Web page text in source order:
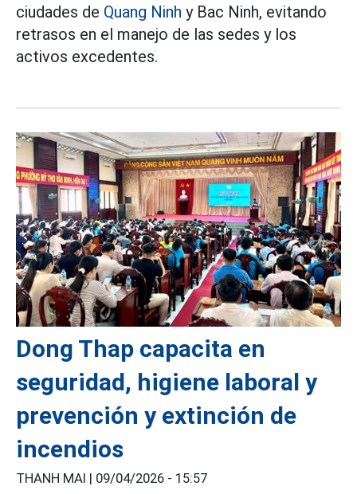
ciudades de Quang Ninh y Bac Ninh, evitando
retrasos en el manejo de las sedes y los
activos excedentes.
Dong Thap capacita en
seguridad, higiene laboral y
prevención y extinción de
incendios
THANH MAI | 09/04/2026 - 15:57